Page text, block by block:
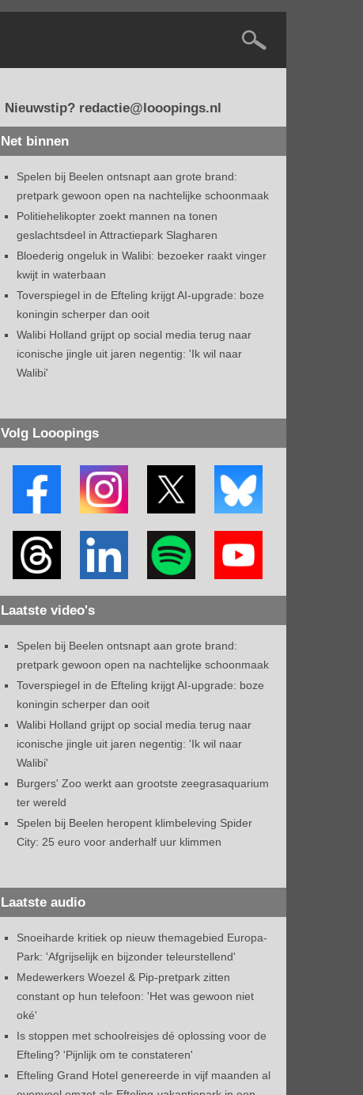
Nieuwstip? redactie@looopings.nl
Net binnen
Spelen bij Beelen ontsnapt aan grote brand:
pretpark gewoon open na nachtelijke schoonmaak
Politiehelikopter zoekt mannen na tonen
geslachtsdeel in Attractiepark Slagharen
Bloederig ongeluk in Walibi: bezoeker raakt vinger
kwijt in waterbaan
Toverspiegel in de Efteling krijgt AI-upgrade: boze
koningin scherper dan ooit
Walibi Holland grijpt op social media terug naar
iconische jingle uit jaren negentig: 'Ik wil naar
Walibi'
Volg Looopings
Laatste video's
Spelen bij Beelen ontsnapt aan grote brand:
pretpark gewoon open na nachtelijke schoonmaak
Toverspiegel in de Efteling krijgt AI-upgrade: boze
koningin scherper dan ooit
Walibi Holland grijpt op social media terug naar
iconische jingle uit jaren negentig: 'Ik wil naar
Walibi'
Burgers' Zoo werkt aan grootste zeegrasaquarium
ter wereld
Spelen bij Beelen heropent klimbeleving Spider
City: 25 euro voor anderhalf uur klimmen
Laatste audio
Snoeiharde kritiek op nieuw themagebied Europa-
Park: 'Afgrijselijk en bijzonder teleurstellend'
Medewerkers Woezel & Pip-pretpark zitten
constant op hun telefoon: 'Het was gewoon niet
oké'
Is stoppen met schoolreisjes dé oplossing voor de
Efteling? 'Pijnlijk om te constateren'
Efteling Grand Hotel genereerde in vijf maanden al